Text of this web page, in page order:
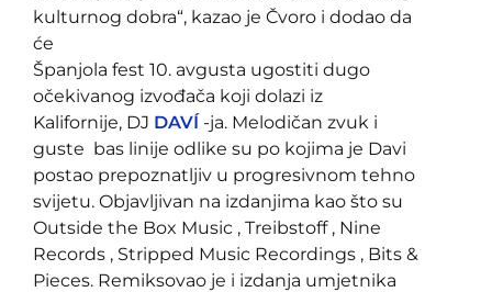
kulturnog dobra“, kazao je Čvoro i dodao da
će
Španjola fest 10. avgusta ugostiti dugo
očekivanog izvođača koji dolazi iz
Kalifornije, DJ DAVÍ -ja. Melodičan zvuk i
guste bas linije odlike su po kojima je Davi
postao prepoznatljiv u progresivnom tehno
svijetu. Objavljivan na izdanjima kao što su
Outside the Box Music , Treibstoff , Nine
Records , Stripped Music Recordings , Bits &
Pieces. Remiksovao je i izdanja umjetnika